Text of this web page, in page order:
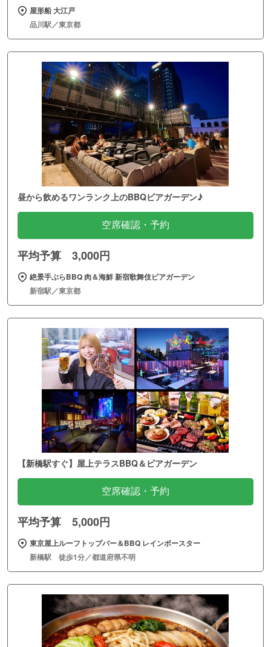
屋形船 大江戸
品川駅／東京都
昼から飲めるワンランク上のBBQビアガーデン♪
空席確認・予約
平均予算 3,000円
絶景手ぶらBBQ 肉＆海鮮 新宿歌舞伎ビアガーデン
新宿駅／東京都
【新橋駅すぐ】屋上テラスBBQ＆ビアガーデン
空席確認・予約
平均予算 5,000円
東京屋上ルーフトップバー＆BBQ レインボースター
新橋駅 徒歩1分／都道府県不明